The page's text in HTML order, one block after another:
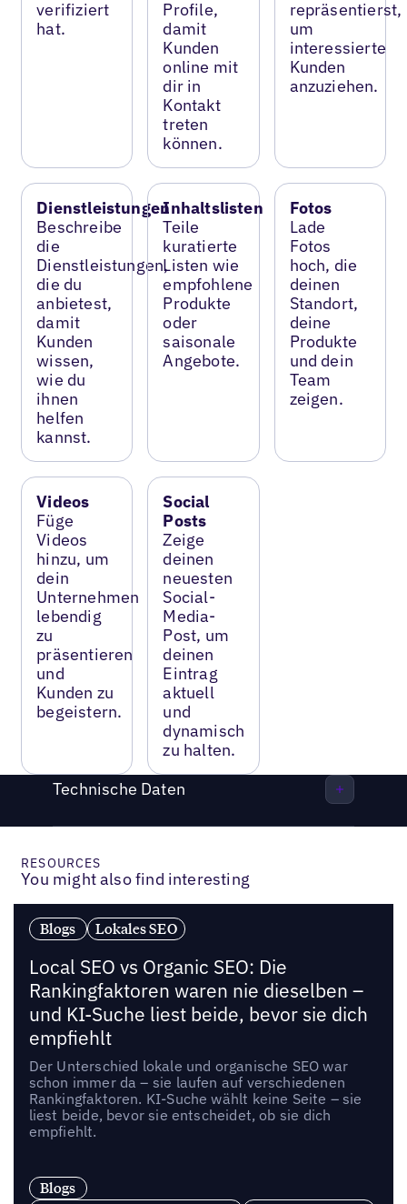
verifiziert
hat.
Profile,
damit
Kunden
online mit
dir in
Kontakt
treten
können.
repräsentierst,
um
interessierte
Kunden
anzuziehen.
Dienstleistungen
Beschreibe
die
Dienstleistungen,
die du
anbietest,
damit
Kunden
wissen,
wie du
ihnen
helfen
kannst.
Inhaltslisten
Teile
kuratierte
Listen wie
empfohlene
Produkte
oder
saisonale
Angebote.
Fotos
Lade
Fotos
hoch, die
deinen
Standort,
deine
Produkte
und dein
Team
zeigen.
Videos
Füge
Videos
hinzu, um
dein
Unternehmen
lebendig
zu
präsentieren
und
Kunden zu
begeistern.
Social
Posts
Zeige
deinen
neuesten
Social-
Media-
Post, um
deinen
Eintrag
aktuell
und
dynamisch
zu halten.
Technische Daten
RESOURCES
You might also find interesting
Blogs Lokales SEO
Local SEO vs Organic SEO: Die
Rankingfaktoren waren nie dieselben –
und KI-Suche liest beide, bevor sie dich
empfiehlt
Der Unterschied lokale und organische SEO war
schon immer da – sie laufen auf verschiedenen
Rankingfaktoren. KI-Suche wählt keine Seite – sie
liest beide, bevor sie entscheidet, ob sie dich
empfiehlt.
Blogs